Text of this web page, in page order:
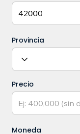
Provincia
Precio
Moneda